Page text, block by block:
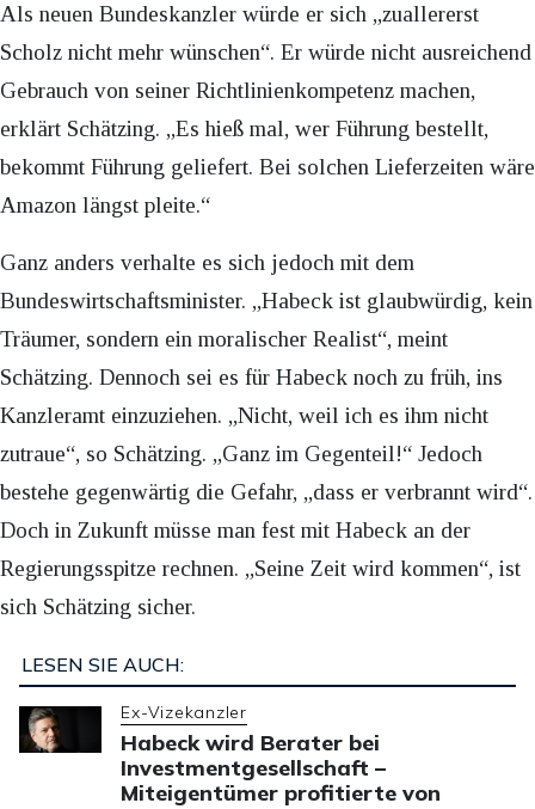
Als neuen Bundeskanzler würde er sich „zuallererst
Scholz nicht mehr wünschen“. Er würde nicht ausreichend
Gebrauch von seiner Richtlinienkompetenz machen,
erklärt Schätzing. „Es hieß mal, wer Führung bestellt,
bekommt Führung geliefert. Bei solchen Lieferzeiten wäre
Amazon längst pleite.“
Ganz anders verhalte es sich jedoch mit dem
Bundeswirtschaftsminister. „Habeck ist glaubwürdig, kein
Träumer, sondern ein moralischer Realist“, meint
Schätzing. Dennoch sei es für Habeck noch zu früh, ins
Kanzleramt einzuziehen. „Nicht, weil ich es ihm nicht
zutraue“, so Schätzing. „Ganz im Gegenteil!“ Jedoch
bestehe gegenwärtig die Gefahr, „dass er verbrannt wird“.
Doch in Zukunft müsse man fest mit Habeck an der
Regierungsspitze rechnen. „Seine Zeit wird kommen“, ist
sich Schätzing sicher.
LESEN SIE AUCH:
Ex-Vizekanzler
Habeck wird Berater bei
Investmentgesellschaft –
Miteigentümer profitierte von